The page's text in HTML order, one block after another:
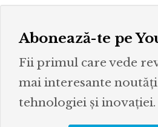
Abonează-te pe
Fii primul care vede
mai interesante
tehnologiei și inovației.